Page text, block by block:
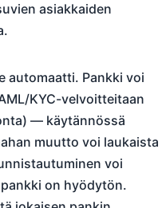
asiakkaiden
automaatti. Pankki voi
KYC-velvoitteitaan
— käytännössä
muutto voi laukaista
voi
on hyödytön.